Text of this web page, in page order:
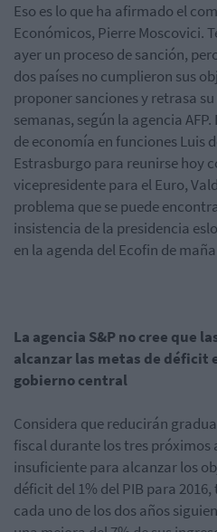
Eso es lo que ha afirmado el
Económicos, Pierre Moscovici.
ayer un proceso de sanción,
dos países no cumplieron sus
proponer sanciones y retrasa
semanas, según la agencia
de economía en funciones Luis
Estrasburgo para reunirse hoy
vicepresidente para el Euro,
problema que se puede
insistencia de la presidencia
en la agenda del Ecofin de
La agencia S&P no cree que
alcanzar las metas de déficit
gobierno central
Considera que reducirán
fiscal durante los tres próximos
insuficiente para alcanzar los
déficit del 1% del PIB para
cada uno de los dos años